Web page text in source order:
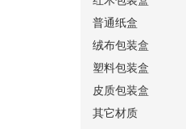
普通纸盒
绒布包装盒
塑料包装盒
皮质包装盒
其它材质